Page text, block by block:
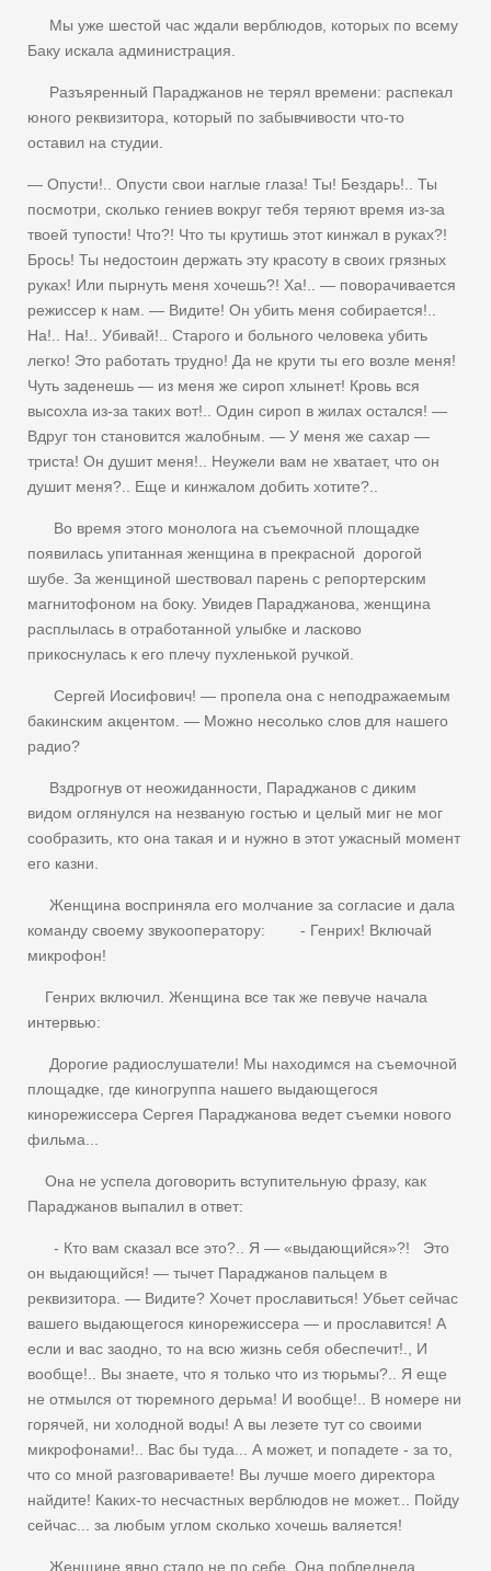
Мы уже шестой час ждали верблюдов, которых по всему
Баку искала администрация.
Разъяренный Параджанов не терял времени: распекал
юного реквизитора, который по забывчивости что-то
оставил на студии.
— Опусти!.. Опусти свои наглые глаза! Ты! Бездарь!.. Ты
посмотри, сколько гениев вокруг тебя теряют время из-за
твоей тупости! Что?! Что ты крутишь этот кинжал в руках?!
Брось! Ты недостоин держать эту красоту в своих грязных
руках! Или пырнуть меня хочешь?! Ха!.. — поворачивается
режиссер к нам. — Видите! Он убить меня собирается!..
На!.. На!.. Убивай!.. Старого и больного человека убить
легко! Это работать трудно! Да не крути ты его возле меня!
Чуть заденешь — из меня же сироп хлынет! Кровь вся
высохла из-за таких вот!.. Один сироп в жилах остался! —
Вдруг тон становится жалобным. — У меня же сахар —
триста! Он душит меня!.. Неужели вам не хватает, что он
душит меня?.. Еще и кинжалом добить хотите?..
Во время этого монолога на съемочной площадке
появилась упитанная женщина в прекрасной дорогой
шубе. За женщиной шествовал парень с репортерским
магнитофоном на боку. Увидев Параджанова, женщина
расплылась в отработанной улыбке и ласково
прикоснулась к его плечу пухленькой ручкой.
Сергей Иосифович! — пропела она с неподражаемым
бакинским акцентом. — Можно несолько слов для нашего
радио?
Вздрогнув от неожиданности, Параджанов с диким
видом оглянулся на незваную гостью и целый миг не мог
сообразить, кто она такая и и нужно в этот ужасный момент
его казни.
Женщина восприняла его молчание за согласие и дала
команду своему звукооператору: - Генрих! Включай
микрофон!
Генрих включил. Женщина все так же певуче начала
интервью:
Дорогие радиослушатели! Мы находимся на съемочной
площадке, где киногруппа нашего выдающегося
кинорежиссера Сергея Параджанова ведет съемки нового
фильма...
Она не успела договорить вступительную фразу, как
Параджанов выпалил в ответ:
- Кто вам сказал все это?.. Я — «выдающийся»?! Это
он выдающийся! — тычет Параджанов пальцем в
реквизитора. — Видите? Хочет прославиться! Убьет сейчас
вашего выдающегося кинорежиссера — и прославится! А
если и вас заодно, то на всю жизнь себя обеспечит!., И
вообще!.. Вы знаете, что я только что из тюрьмы?.. Я еще
не отмылся от тюремного дерьма! И вообще!.. В номере ни
горячей, ни холодной воды! А вы лезете тут со своими
микрофонами!.. Вас бы туда... А может, и попадете - за то,
что со мной разговариваете! Вы лучше моего директора
найдите! Каких-то несчастных верблюдов не может... Пойду
сейчас... за любым углом сколько хочешь валяется!
Женщине явно стало не по себе. Она побледнела,